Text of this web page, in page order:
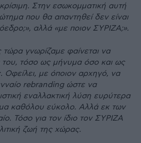
Στην εσωκοµµατική αυτή
που θα απαντηθεί δεν είναι
αλλά «µε ποιον ΣΥΡΙΖΑ;».
γνωρίζαµε φαίνεται να
του, τόσο ως µήνυµα όσο και ως
Οφείλει, µε όποιον αρχηγό, να
rebranding ώστε να
εναλλακτική λύση ευρύτερα
καθόλου εύκολο. Αλλά εκ των
Τόσο για τον ίδιο τον ΣΥΡΙΖΑ
ζωή της χώρας.